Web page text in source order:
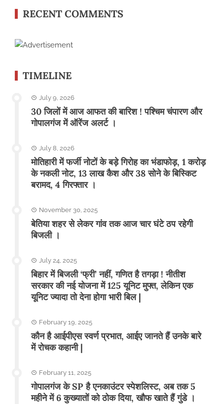
RECENT COMMENTS
TIMELINE
July 9, 2026
30 जिलों में आज आफत की बारिश ! पश्चिम चंपारण और
गोपालगंज में ऑरेंज अलर्ट ।
July 8, 2026
मोतिहारी में फर्जी नोटों के बड़े गिरोह का भंडाफोड़, 1 करोड़
के नकली नोट, 13 लाख कैश और 38 सोने के बिस्किट
बरामद, 4 गिरफ्तार ।
November 30, 2025
बेतिया शहर से लेकर गांव तक आज चार घंटे ठप रहेगी
बिजली ।
July 24, 2025
बिहार में बिजली ‘फ्री’ नहीं, गणित है तगड़ा ! नीतीश
सरकार की नई योजना में 125 यूनिट मुफ्त, लेकिन एक
यूनिट ज्यादा तो देना होगा भारी बिल |
February 19, 2025
कौन है आईपीएस स्वर्ण प्रभात, आईए जानते हैं उनके बारे
में रोचक कहानी |
February 11, 2025
गोपालगंज के SP है एनकाउंटर स्पेशलिस्ट, अब तक 5
महीने में 6 कुख्यातों को ठोक दिया, खौफ खाते हैं गुंडे ।